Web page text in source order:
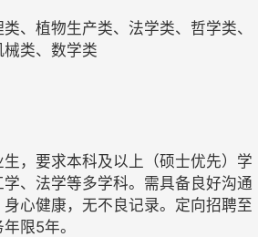
、植物生产类、法学类、哲学类、
类、数学类
，要求本科及以上（硕士优先）学
、法学等多学科。需具备良好沟通
心健康，无不良记录。定向招聘至
限5年。